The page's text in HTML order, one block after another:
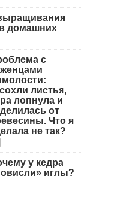
домашних
с
листья,
лопнула и
от
Что я
не так?
у кедра
иглы?